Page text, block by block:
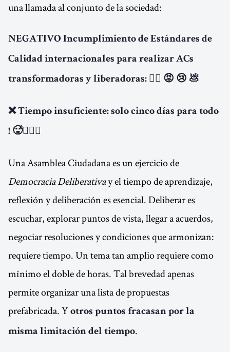
una llamada al conjunto de la sociedad:
NEGATIVO Incumplimiento de Estándares de
Calidad internacionales para realizar ACs
transformadoras y liberadoras: 👎🏼 😡 😢 💩
❌ Tiempo insuficiente: solo cinco días para todo
! 🥵🤷🏽‍♀️
Una Asamblea Ciudadana es un ejercicio de
Democracia Deliberativay el tiempo de aprendizaje,
reflexión y deliberación es esencial. Deliberar es
escuchar, explorar puntos de vista, llegar a acuerdos,
negociar resoluciones y condiciones que armonizan:
requiere tiempo. Un tema tan amplio requiere como
mínimo el doble de horas. Tal brevedad apenas
permite organizar una lista de propuestas
prefabricada. Y otros puntos fracasan por la
misma limitación del tiempo.